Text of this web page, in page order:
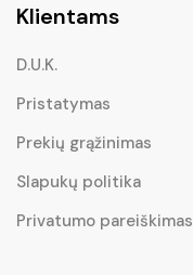
Klientams
D.U.K.
Pristatymas
Prekių grąžinimas
Slapukų politika
Privatumo pareiškimas